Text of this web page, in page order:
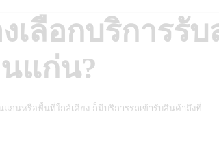
เลือกบริการรั
แก่น?
ก่นหรือพื้นที่ใกล้เคียง ก็มีบริการรถเข้ารับสินค้าถึงที่